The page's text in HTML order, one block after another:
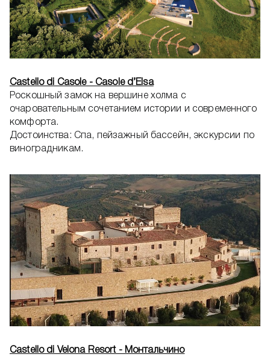
Castello di Casole - Casole d’Elsa
Роскошный замок на вершине холма с
очаровательным сочетанием истории и современного
комфорта.
Достоинства: Спа, пейзажный бассейн, экскурсии по
виноградникам.
Castello di Velona Resort - Монтальчино